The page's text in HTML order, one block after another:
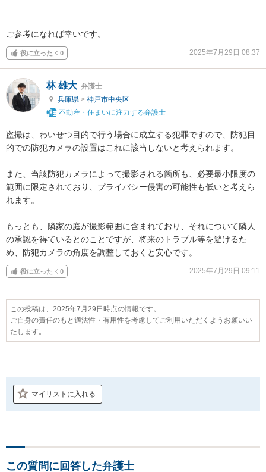
ご参考になれば幸いです。
役に立った 0 2025年7月29日 08:37
林 雄大 弁護士
兵庫県 > 神戸市中央区
不動産・住まいに注力する弁護士
盗撮は、わいせつ目的で行う場合に成立する犯罪ですので、防犯目
的での防犯カメラの設置はこれに該当しないと考えられます。
また、当該防犯カメラによって撮影される箇所も、必要最小限度の
範囲に限定されており、プライバシー侵害の可能性も低いと考えら
れます。
もっとも、隣家の庭が撮影範囲に含まれており、それについて隣人
の承認を得ているとのことですが、将来のトラブル等を避けるた
め、防犯カメラの角度を調整しておくと安心です。
役に立った 0 2025年7月29日 09:11
この投稿は、2025年7月29日時点の情報です。
ご自身の責任のもと適法性・有用性を考慮してご利用いただくようお願いい
たします。
マイリストに入れる
この質問に回答した弁護士